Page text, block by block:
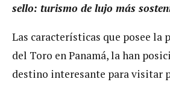
sello: turismo de lujo más
Las características que posee la
del Toro en Panamá, la han
destino interesante para visitar